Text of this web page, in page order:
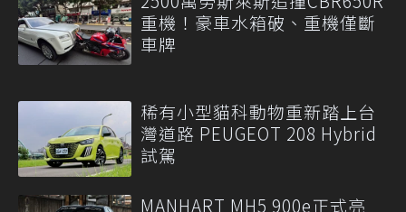
重機！豪車水箱破、重機僅斷
車牌
稀有小型貓科動物重新踏上台
灣道路 PEUGEOT 208 Hybrid
試駕
MANHART MH5 900e正式亮